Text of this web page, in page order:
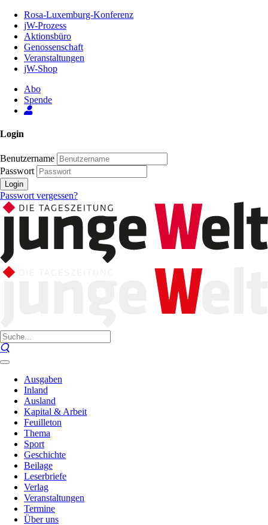
Inhalt
Seite
Rosa-Luxemburg-Konferenz
jW-Prozess
Aktionsbüro
Genossenschaft
Veranstaltungen
jW-Shop
Abo
Spende
Login
Benutzername
Passwort
Login
Passwort vergessen?
Ausgaben
Inland
Ausland
Kapital & Arbeit
Feuilleton
Thema
Sport
Geschichte
Beilage
Leserbriefe
Verlag
Veranstaltungen
Termine
Über uns